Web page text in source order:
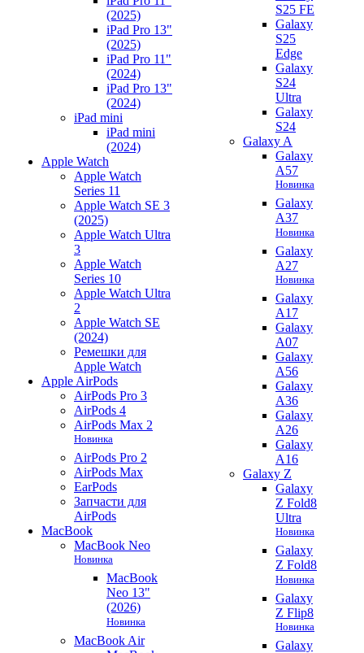
(2025)
iPad Pro 13"
(2025)
iPad Pro 11"
(2024)
iPad Pro 13"
(2024)
iPad mini
iPad mini
(2024)
Apple Watch
Apple Watch
Series 11
Apple Watch SE 3
(2025)
Apple Watch Ultra
3
Apple Watch
Series 10
Apple Watch Ultra
2
Apple Watch SE
(2024)
Ремешки для
Apple Watch
Apple AirPods
AirPods Pro 3
AirPods 4
AirPods Max 2
Новинка
AirPods Pro 2
AirPods Max
EarPods
Запчасти для
AirPods
MacBook
MacBook Neo
Новинка
MacBook
Neo 13"
(2026)
Новинка
MacBook Air
S25 FE
Galaxy
S25
Edge
Galaxy
S24
Ultra
Galaxy
S24
Galaxy A
Galaxy
A57
Новинка
Galaxy
A37
Новинка
Galaxy
A27
Новинка
Galaxy
A17
Galaxy
A07
Galaxy
A56
Galaxy
A36
Galaxy
A26
Galaxy
A16
Galaxy Z
Galaxy
Z Fold8
Ultra
Новинка
Galaxy
Z Fold8
Новинка
Galaxy
Z Flip8
Новинка
Galaxy